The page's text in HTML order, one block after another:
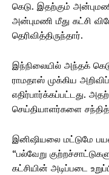
கெடு. இதற்கும்
அன்புமணி மீது கட்சி
தெரிவித்திருந்தார்.
இந்நிலையில் அந்தக்
ராமதாஸ் முக்கிய
எதிர்பார்க்கப்பட்டது.
செய்தியாளர்களை
இனிஷியலை மட்டுமே
“பல்வேறு
கட்சியின் அடிப்படை